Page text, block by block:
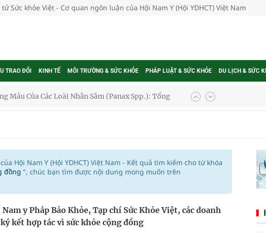
Sức khỏe Việt - Cơ quan ngôn luận của Hội Nam Y (Hội YDHCT) Việt Nam
TRAO ĐỔI KINH TẾ MÔI TRƯỜNG & SỨC KHỎE PHÁP LUẬT & SỨC KHỎE DU LỊCH & SỨC
Máu Của Các Loài Nhân Sâm (Panax Spp.): Tổng
trưởng mới của Việt Nam
hai cấp trong quản lý hoạt động nha khoa,
lực cho môi trường và cộng đồng
Hội Nam Y (Hội YDHCT) Việt Nam - Kết quả tìm kiếm cho từ khóa
đồng ", chúc bạn tìm được nội dung mong muốn trên
y Pháp Bảo Khỏe, Tạp chí Sức Khỏe Việt, các doanh
kết hợp tác vì sức khỏe cộng đồng